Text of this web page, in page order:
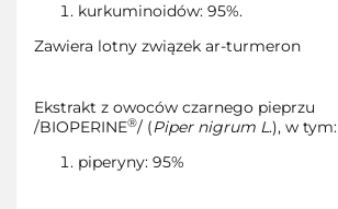
kurkuminoidów: 95%.
Zawiera lotny związek ar-turmeron
Ekstrakt z owoców czarnego pieprzu
/BIOPERINE®/ (Piper nigrum L.), w tym:
piperyny: 95%